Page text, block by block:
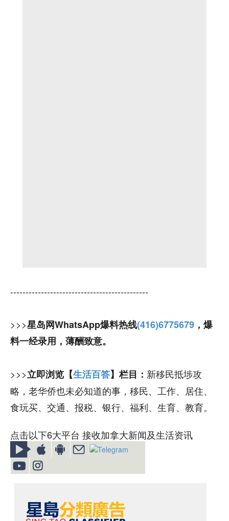
---------------------------------------------
>>>星岛网WhatsApp爆料热线(416)6775679 ，爆
料一经录用，薄酬致意。
>>>立即浏览【生活百答】栏目： 新移民抵埗攻
略，老华侨也未必知道的事，移民、工作、居住、
食玩买、交通、报税、银行、福利、生育、教育。
点击以下6大平台 接收加拿大新闻及生活资讯